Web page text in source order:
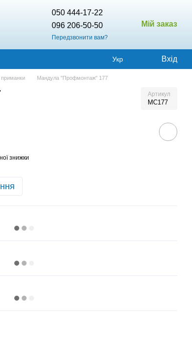
050 444-17-22
096 206-50-50
Передзвонити вам?
Мій заказ
Укр Вхід
приманки Мандула "Профмонтаж" 177
Артикул
МС177
знижки